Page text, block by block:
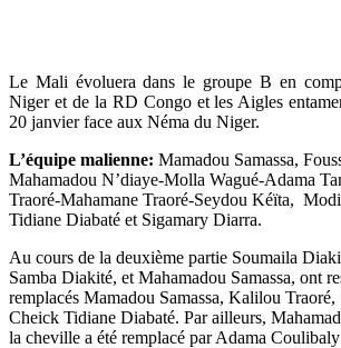
Le Mali évoluera dans le groupe B en
Niger et de la RD Congo et les Aigles
20 janvier face aux Néma du Niger.
L’équipe malienne: Mamadou Samassa,
Mahamadou N’diaye-Molla Wagué-Adama
Traoré-Mahamane Traoré-Seydou Kéïta,
Tidiane Diabaté et Sigamary Diarra.
Au cours de la deuxième partie Soumaila
Samba Diakité, et Mahamadou Samassa, ont
remplacés Mamadou Samassa, Kalilou
Cheick Tidiane Diabaté. Par ailleurs,
la cheville a été remplacé par Adama